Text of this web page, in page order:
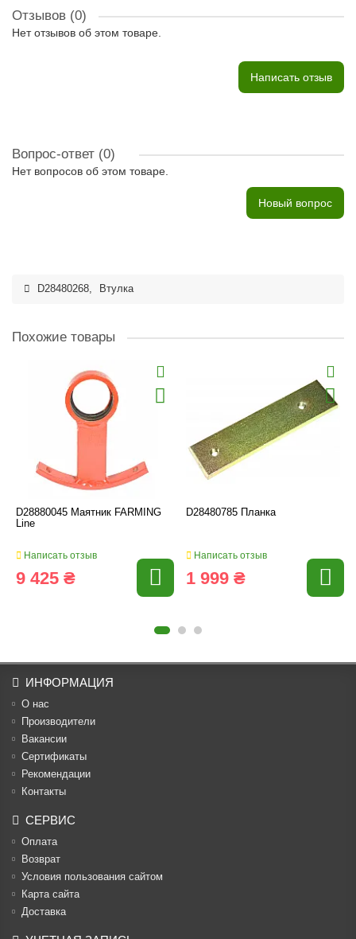
Отзывов (0)
Нет отзывов об этом товаре.
Написать отзыв
Вопрос-ответ (0)
Нет вопросов об этом товаре.
Новый вопрос
D28480268, Втулка
Похожие товары
D28880045 Маятник FARMING
Line
Написать отзыв
9 425 ₴
D28480785 Планка
Написать отзыв
1 999 ₴
ИНФОРМАЦИЯ
О нас
Производители
Вакансии
Cертификаты
Рекомендации
Контакты
СЕРВИС
Оплата
Возврат
Условия пользования сайтом
Карта сайта
Доставка